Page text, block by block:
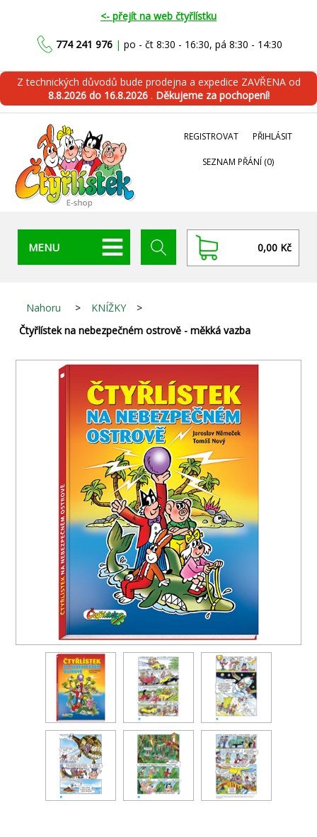
<- přejít na web čtyřlístku
774 241 976 | po - čt 8:30 - 16:30, pá 8:30 - 14:30
Z technických důvodů bude prodejna a expedice ZAVŘENA od
8.8.2026 do 16.8.2026 . Děkujeme za pochopení!
REGISTROVAT PŘIHLÁSIT
SEZNAM PŘÁNÍ (0)
MENU 0,00 Kč
Nahoru > KNÍŽKY
>
Čtyřlístek na nebezpečném ostrově - měkká vazba